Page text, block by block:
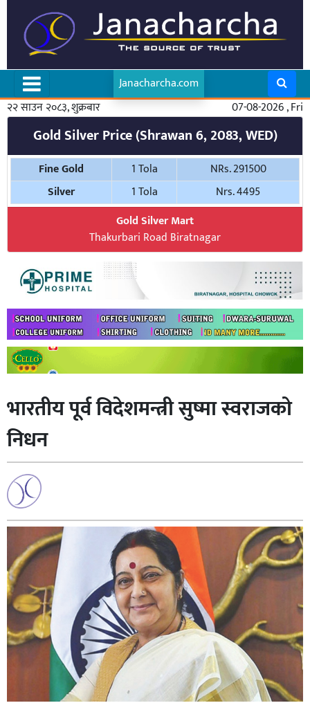
Janacharcha.com
२२ साउन २०८३, शुक्रबार
07-08-2026 , Fri
Gold Silver Price (Shrawan 6, 2083, WED)
Fine Gold 1 Tola
NRs. 291500
Silver
1 Tola
Nrs. 4495
Gold Silver Mart
Thakurbari Road Biratnagar
भारतीय पूर्व विदेशमन्त्री सुष्मा स्वराजको
निधन